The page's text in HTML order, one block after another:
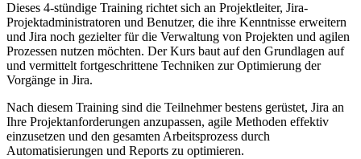
Dieses 4-stündige Training richtet sich an Projektleiter, Jira-
Projektadministratoren und Benutzer, die ihre Kenntnisse erweitern
und Jira noch gezielter für die Verwaltung von Projekten und agilen
Prozessen nutzen möchten. Der Kurs baut auf den Grundlagen auf
und vermittelt fortgeschrittene Techniken zur Optimierung der
Vorgänge in Jira.
Nach diesem Training sind die Teilnehmer bestens gerüstet, Jira an
Ihre Projektanforderungen anzupassen, agile Methoden effektiv
einzusetzen und den gesamten Arbeitsprozess durch
Automatisierungen und Reports zu optimieren.